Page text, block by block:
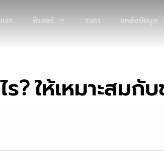
รา ฟีเจอร์ ราคา แหล่งข้อมูล
? ให้เหมาะสม